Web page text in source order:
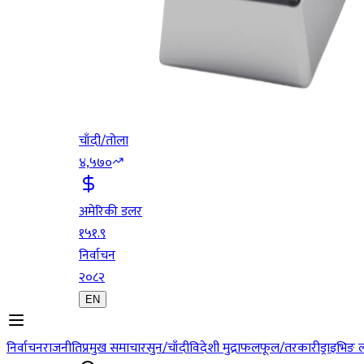
चाँदी/तोला
४,५७०
अमेरिकी डलर
१५१.९
निर्वाचन
२०८२
EN
निर्वाचनराजनीतिप्रमुख समाचारसुन/चाँदीविदेशी मुद्राफलफूल/तरकारी